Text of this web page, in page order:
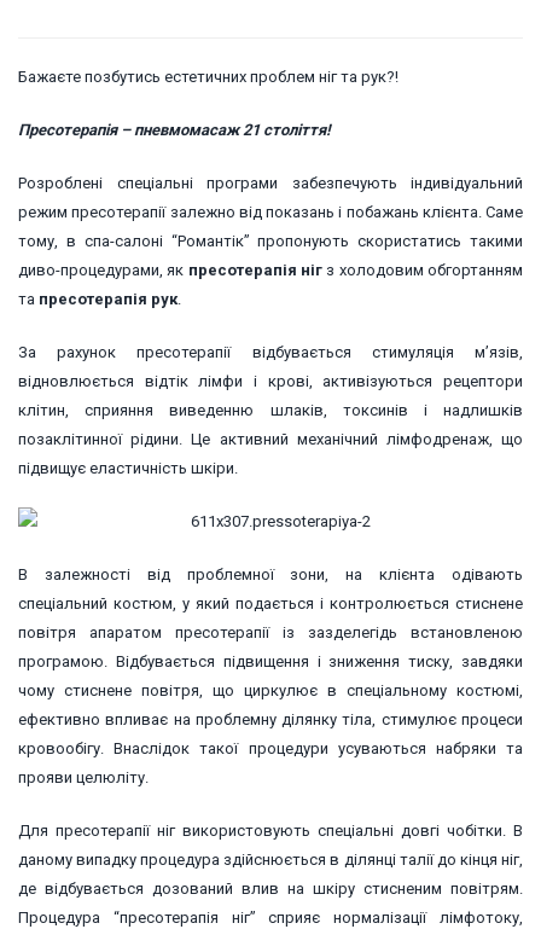
Бажаєте позбутись естетичних проблем ніг та рук?!
Пресотерапія – пневмомасаж 21 століття!
Розроблені спеціальні програми забезпечують індивідуальний
режим пресотерапії залежно від показань і побажань клієнта. Саме
тому, в спа-салоні “Романтік” пропонують скористатись такими
диво-процедурами, як пресотерапія ніг з холодовим обгортанням
та пресотерапія рук.
За рахунок пресотерапії відбувається стимуляція м’язів,
відновлюється відтік лімфи і крові, активізуються рецептори
клітин, сприяння виведенню шлаків, токсинів і надлишків
позаклітинної рідини. Це активний механічний лімфодренаж, що
підвищує еластичність шкіри.
В залежності від проблемної зони, на клієнта одівають
спеціальний костюм, у який подається і контролюється стиснене
повітря апаратом пресотерапії із зазделегідь встановленою
програмою. Відбувається підвищення і зниження тиску, завдяки
чому стиснене повітря, що циркулює в спеціальному костюмі,
ефективно впливає на проблемну ділянку тіла, стимулює процеси
кровообігу. Внаслідок такої процедури усуваються набряки та
прояви целюліту.
Для пресотерапії ніг використовують спеціальні довгі чобітки. В
даному випадку процедура здійснюється в ділянці талії до кінця ніг,
де відбувається дозований влив на шкіру стисненим повітрям.
Процедура “пресотерапія ніг” сприяє нормалізації лімфотоку,